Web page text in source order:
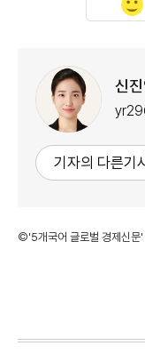
신
기자의 다른기
©'5개국어 글로벌 경제신문'